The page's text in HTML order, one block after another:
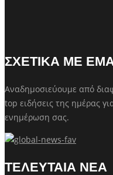
ΣΧΕΤΙΚΑ ΜΕ
Αναδημοσιεύουμε από
top ειδήσεις της ημέρας
ενημέρωση σας.
ΤΕΛΕΥΤΑΙΑ ΝΕΑ